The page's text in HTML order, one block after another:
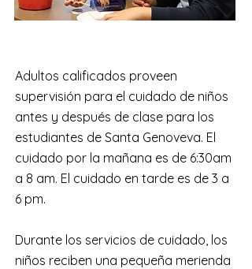
​Adultos calificados proveen
supervisión para el cuidado de niños
antes y después de clase para los
estudiantes de Santa Genoveva. El
cuidado por la mañana es de 6:30am
a 8 am. El cuidado en tarde es de 3 a
6 pm.
Durante los servicios de cuidado, los
niños reciben una pequeña merienda